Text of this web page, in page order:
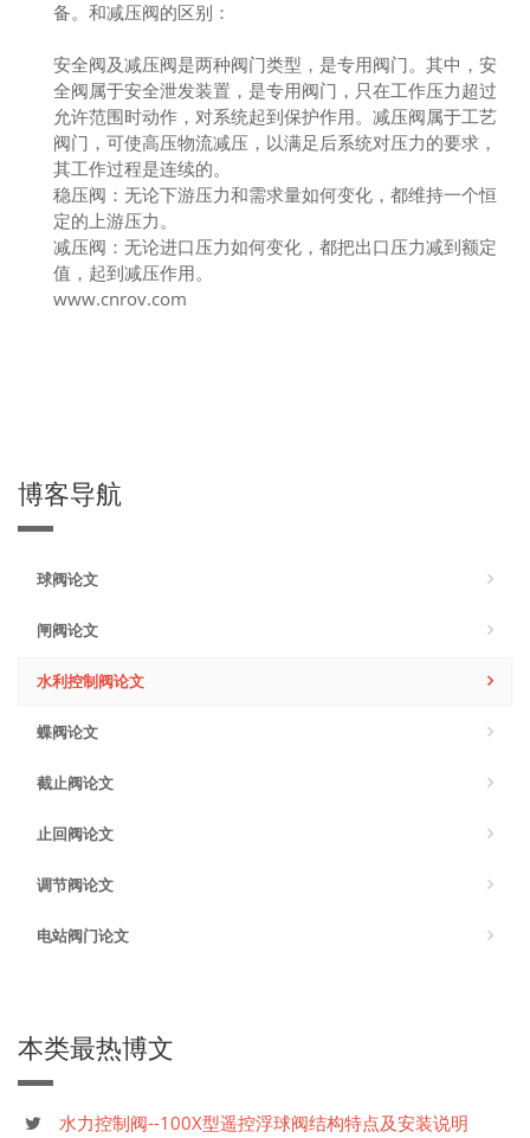
备。和减压阀的区别：
安全阀及减压阀是两种阀门类型，是专用阀门。其中，安
全阀属于安全泄发装置，是专用阀门，只在工作压力超过
允许范围时动作，对系统起到保护作用。减压阀属于工艺
阀门，可使高压物流减压，以满足后系统对压力的要求，
其工作过程是连续的。
稳压阀：无论下游压力和需求量如何变化，都维持一个恒
定的上游压力。
减压阀：无论进口压力如何变化，都把出口压力减到额定
值，起到减压作用。
www.cnrov.com
博客导航
球阀论文
闸阀论文
水利控制阀论文
蝶阀论文
截止阀论文
止回阀论文
调节阀论文
电站阀门论文
本类最热博文
水力控制阀--100X型遥控浮球阀结构特点及安装说明